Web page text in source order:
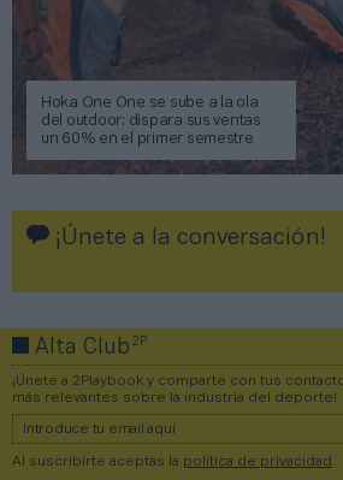
Hoka One One se sube a la ola
del outdoor: dispara sus ventas
un 60% en el primer semestre
¡Únete a la conversación!
Alta Club2P
¡Únete a 2Playbook y comparte con tus
más relevantes sobre la industria del deporte!
Al suscribirte aceptas la política de privacidad